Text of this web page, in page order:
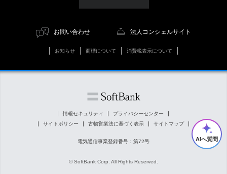
お問い合わせ 法人コンシェルサイト
お知らせ 商標について 消費税表示について
情報セキュリティ
プライバシーセンター
サイトポリシー
古物営業法に基づく表示 サイトマップ
電気通信事業登録番号：第72号
© SoftBank Corp. All Rights Reserved.
AIへ質問